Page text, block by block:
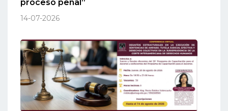
proceso penal”
14-07-2026